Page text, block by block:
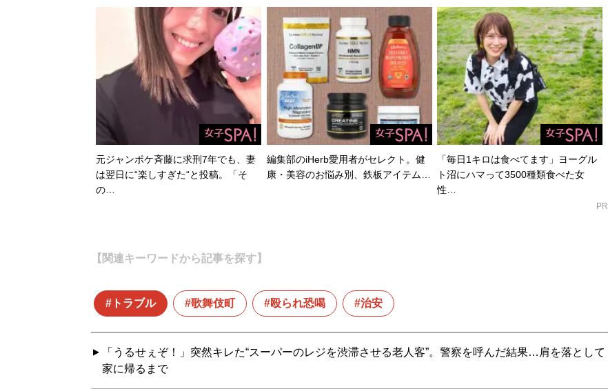
元ジャンポケ斉藤に求刑7年でも、妻
は翌日に“楽しすぎた“と投稿。「そ
の…
編集部のiHerb愛用者がセレクト。健
康・美容のお悩み別、鉄板アイテム…
「毎日1キロは食べてます」ヨーグル
ト沼にハマって3500種類食べた女
性…
PR
【関連キーワードから記事を探す】
トラブル 歌舞伎町 殴られ恐喝 治安
「うるせぇぞ！」突然キレた“スーパーのレジを渋滞させる老人客”。警察を呼んだ結果…肩を落として
家に帰るまで